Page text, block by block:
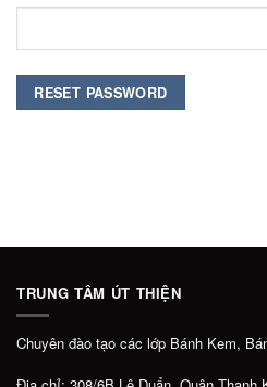
RESET PASSWORD
TRUNG TÂM ÚT THIỆN
Chuyên đào tạo các lớp Bánh Kem,